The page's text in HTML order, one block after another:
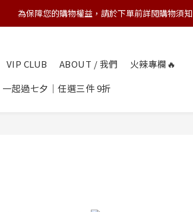
💌 Nearby收藏家｜任選三件 9折 五件 88折
為保障您的購物權益，請於下單前詳閱購物須知
VIP CLUB ABOUT / 我們
火辣專欄🔥
起過七夕｜任選三件 9折